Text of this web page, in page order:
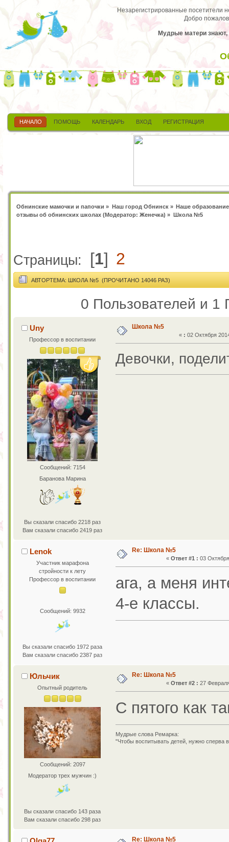
Незарегистрированные посетители
Добро
Мудрые матери знают,
НАЧАЛО ПОМОЩЬ КАЛЕНДАРЬ ВХОД РЕГИСТРАЦИЯ
Обнинские мамочки и папочки » Наш город Обнинск» Наше образование
отзывы об обнинских школах (Модератор:Женечка) » Школа №5
Страницы: [1] 2
АВТОРТЕМА: ШКОЛА №5 (ПРОЧИТАНО 14046 РАЗ)
0 Пользователей и 1
Uny
Профессор в воспитании
Сообщений: 7154
Баранова Марина
Вы сказали спасибо 2218 раз
Вам сказали спасибо 2419 раз
Школа №5
« : 02 Октября
Девочки,
Lenok
Участник марафона
стройности к лету
Профессор в воспитании
Сообщений: 9932
Вы сказали спасибо 1972 раза
Вам сказали спасибо 2387 раз
Re: Школа №5
«Ответ #1 : 03
ага, а меня
4-е классы.
Юльчик
Опытный родитель
Сообщений: 2097
Модератор трех мужчин :)
Вы сказали спасибо 143 раза
Вам сказали спасибо 298 раз
Re: Школа №5
« Ответ #2 : 27
С пятого как
Мудрые слова Ремарка:
"Чтобы воспитывать детей, нужно сперва
Re: Школа №5